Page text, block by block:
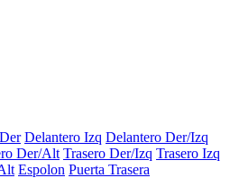
Delantero Izq Delantero Der/Izq
Der/Alt Trasero Der/Izq Trasero Izq
Espolon Puerta Trasera